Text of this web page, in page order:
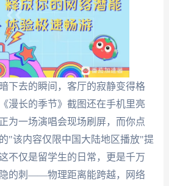
下去的瞬间，客厅的寂静变得格
漫长的季节》截图还在手机里亮
为一场演唱会现场刷屏，而你点
"该内容仅限中国大陆地区播放"提
不仅是留学生的日常，更是千万
的刺——物理距离能跨越，网络